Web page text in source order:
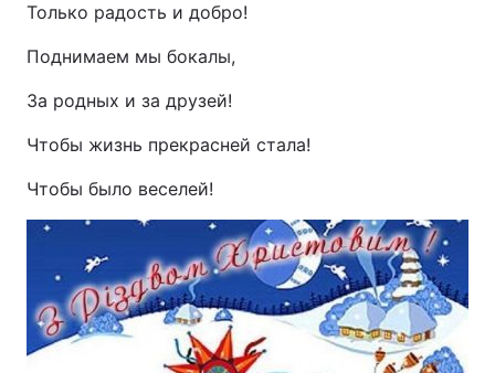
Только радость и добро!
Поднимаем мы бокалы,
За родных и за друзей!
Чтобы жизнь прекрасней стала!
Чтобы было веселей!